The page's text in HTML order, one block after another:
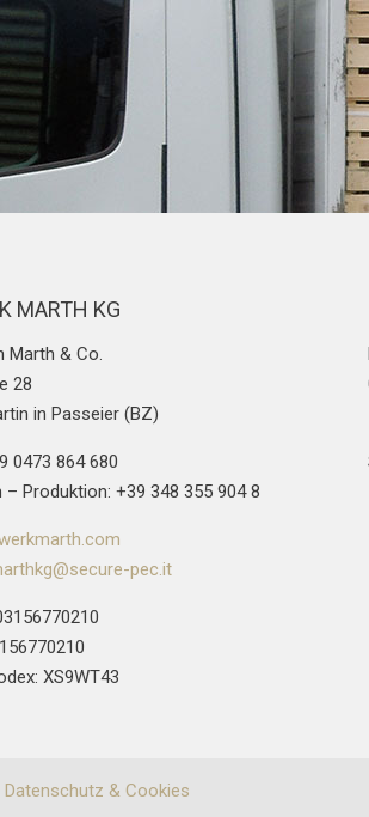
MARTH KG
Marth & Co.
28
in Passeier (BZ)
0473 864 680
– Produktion: +39 348 355 904 8
pec.it
XS9WT43
Datenschutz & Cookies